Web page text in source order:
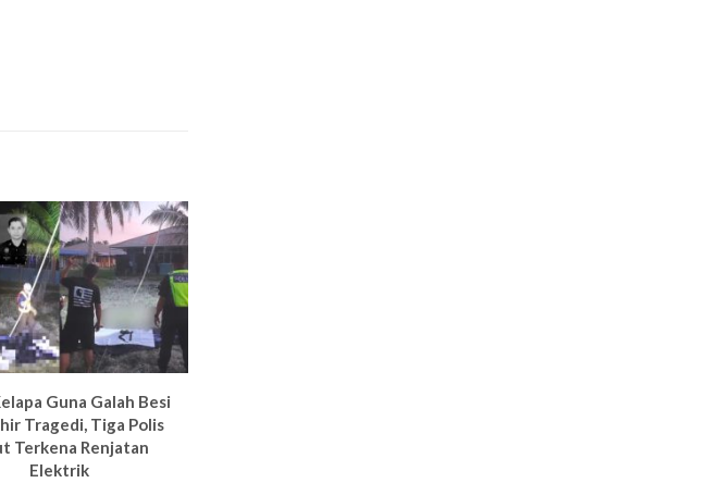
Guna Galah Besi
Tragedi, Tiga Polis
Terkena Renjatan
Elektrik